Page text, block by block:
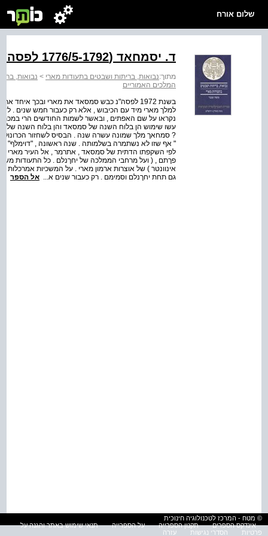
שלום אורח
ד. יסמחאד (1776/5-1792 לפסה"נ)
מתוך:נבואות, בריתות ושבטים בתעודות מארי > נבואות,
המלכים האמוריים
בשנת 1972 לפסה"נ כבש סמסאד את מארי ובכך
למלך מארי מיד עם הכיבוש , אלא רק כעבור חמש שנים .
נקראו על שם האפתים , ובאשר לשמות החודשים הרי
עשו שימוש הן בלוח השנה של סמסאד והן בלוח השנה של
? סמחאך מלך שמונה עשרה שנה . הבסיס לשחזור
לפי השקפתו הדתית של סמסאד , אתרמר , אל העיר מארי ,
פךתם , ( ועל מרחבי הממלכה של יחךנלם . כל התעודות
אינוונטר ) של אוצרות ארמון מארי . על המשכיות
גם תחת יחךנלם וסמימם . רק כעבור שנים א... אל הספר
© מטח - המרכז לטכנולוגיה חינוכית
אינדקס הספרים
תקנון הספרייה על הספרייה
תנאי שימוש באתר והגנה על
פרטיות
הסדרי נגישות עזרה